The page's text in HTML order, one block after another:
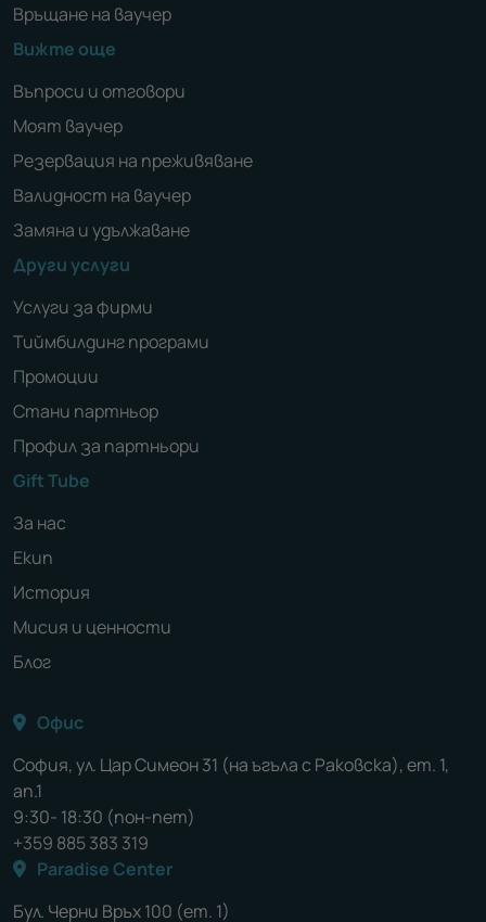
Връщане на ваучер
Вижте още
Въпроси и отговори
Моят ваучер
Резервация на преживяване
Валидност на ваучер
Замяна и удължаване
Други услуги
Услуги за фирми
Тиймбилдинг програми
Промоции
Стани партньор
Профил за партньори
Gift Tube
За нас
Екип
История
Мисия и ценности
Блог
Офис
София, ул. Цар Симеон 31 (на ъгъла с Раковска), ет. 1,
ап.1
9:30- 18:30 (пон-пет)
+359 885 383 319
Paradise Center
Бул. Черни Връх 100 (ет. 1)